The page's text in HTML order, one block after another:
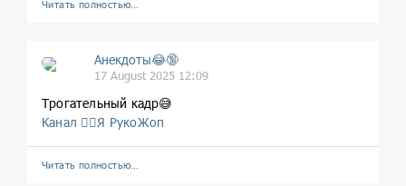
Читать полностью…
Анекдоты😂🔞
17 August 2025 12:09
Трогательный кадр😅
Канал 🤦‍♂️Я РукоЖоп
Читать полностью…